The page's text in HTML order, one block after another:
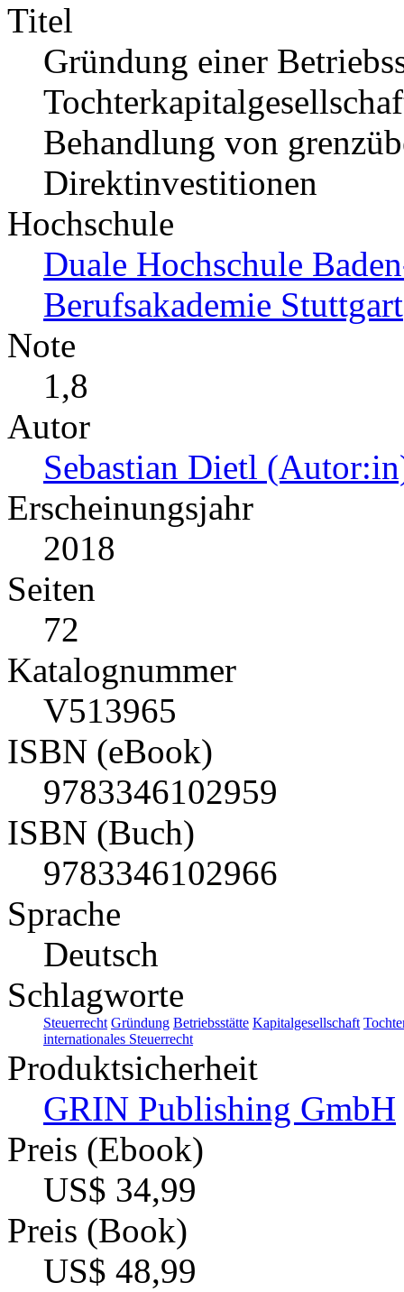
Titel
Gründung einer
Behandlung von
Direktinvestitionen
Hochschule
Duale Hochschule
Berufsakademie Stuttgart
Note
1,8
Autor
Sebastian Dietl
Erscheinungsjahr
2018
Seiten
72
Katalognummer
V513965
ISBN (eBook)
9783346102959
ISBN (Buch)
9783346102966
Sprache
Deutsch
Schlagworte
Steuerrecht Gründung Betriebsstätte Kapitalgesellschaft
internationales Steuerrecht
Produktsicherheit
GRIN Publishing GmbH
Preis (Ebook)
US$ 34,99
Preis (Book)
US$ 48,99